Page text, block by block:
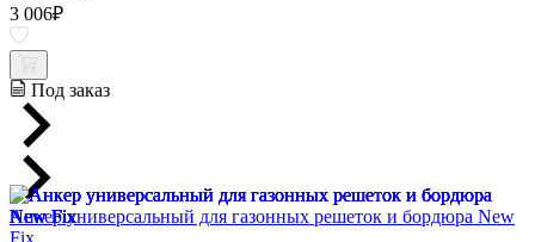
3 006₽
Под заказ
Анкер универсальный для газонных решеток и бордюра New
Fix